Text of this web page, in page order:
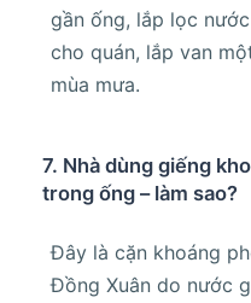
gần ống, lắp lọc
cho quán, lắp van
mùa mưa.
7. Nhà dùng giếng
trong ống – làm sao?
Đây là cặn khoáng
Đồng Xuân do nước